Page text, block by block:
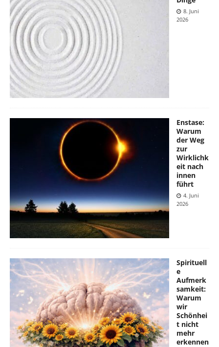
8. Juni
2026
Enstase:
Warum
der Weg
zur
Wirklichk
eit nach
innen
führt
4. Juni
2026
Spirituell
e
Aufmerk
samkeit:
Warum
wir
Schönhei
t nicht
mehr
erkennen